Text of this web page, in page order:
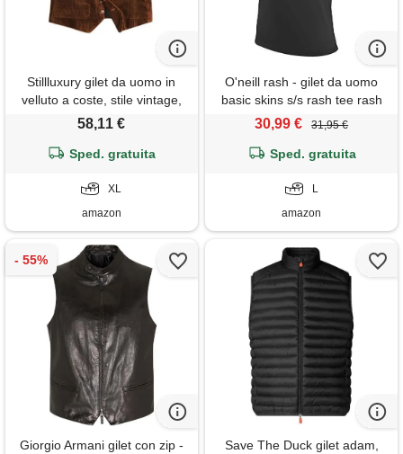
Stillluxury gilet da uomo in
velluto a coste, stile vintage,
da caccia, giacca senza
abbigliamento casual e
58,11 €
Sped. gratuita
XL
amazon
O'neill rash - gilet da uomo
basic skins s/s rash tee rash
30,99 € 31,95 €
Sped. gratuita
L
amazon
Giorgio Armani gilet con zip -
Save The Duck gilet adam,